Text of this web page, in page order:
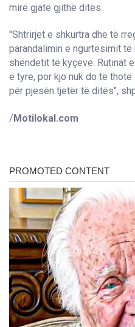
mirë gjatë gjithë ditës.
"Shtrirjet e shkurtra dhe të
parandalimin e ngurtësimit
shëndetit të kyçeve. Rutinat
e tyre, por kjo nuk do të
për pjesën tjetër të ditës",
/Motilokal.com